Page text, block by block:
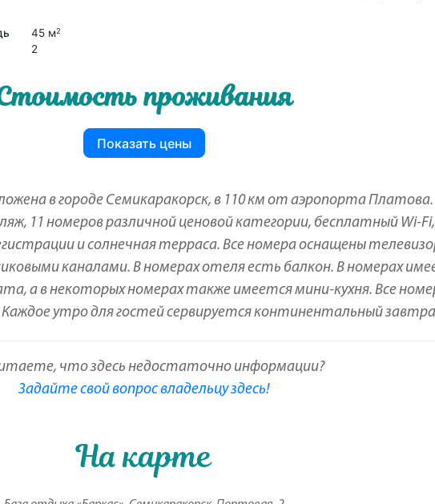
45 м2
2
проживания
Показать цены
в городе Семикаракорск, в 110 км от аэропорта Платова.
11 номеров различной ценовой категории, бесплатный Wi-Fi,
и солнечная терраса. Все номера оснащены
каналами. В номерах отеля есть балкон. В номерах
а в некоторых номерах также имеется мини-кухня. Все
утро для гостей сервируется континентальный
что здесь недостаточно информации?
Задайте свой вопрос владельцу здесь!
На карте